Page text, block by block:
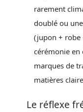
rarement
doublé ou
(jupon + robe
cérémonie en
marques de
matières
Le réflexe